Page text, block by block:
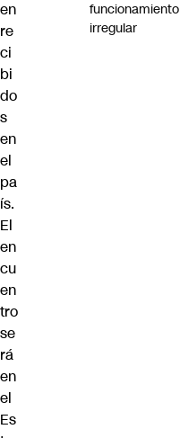
en
re
ci
bi
do
s
en
el
pa
ís.
El
en
cu
en
tro
se
rá
en
el
Es
funcionamiento
irregular